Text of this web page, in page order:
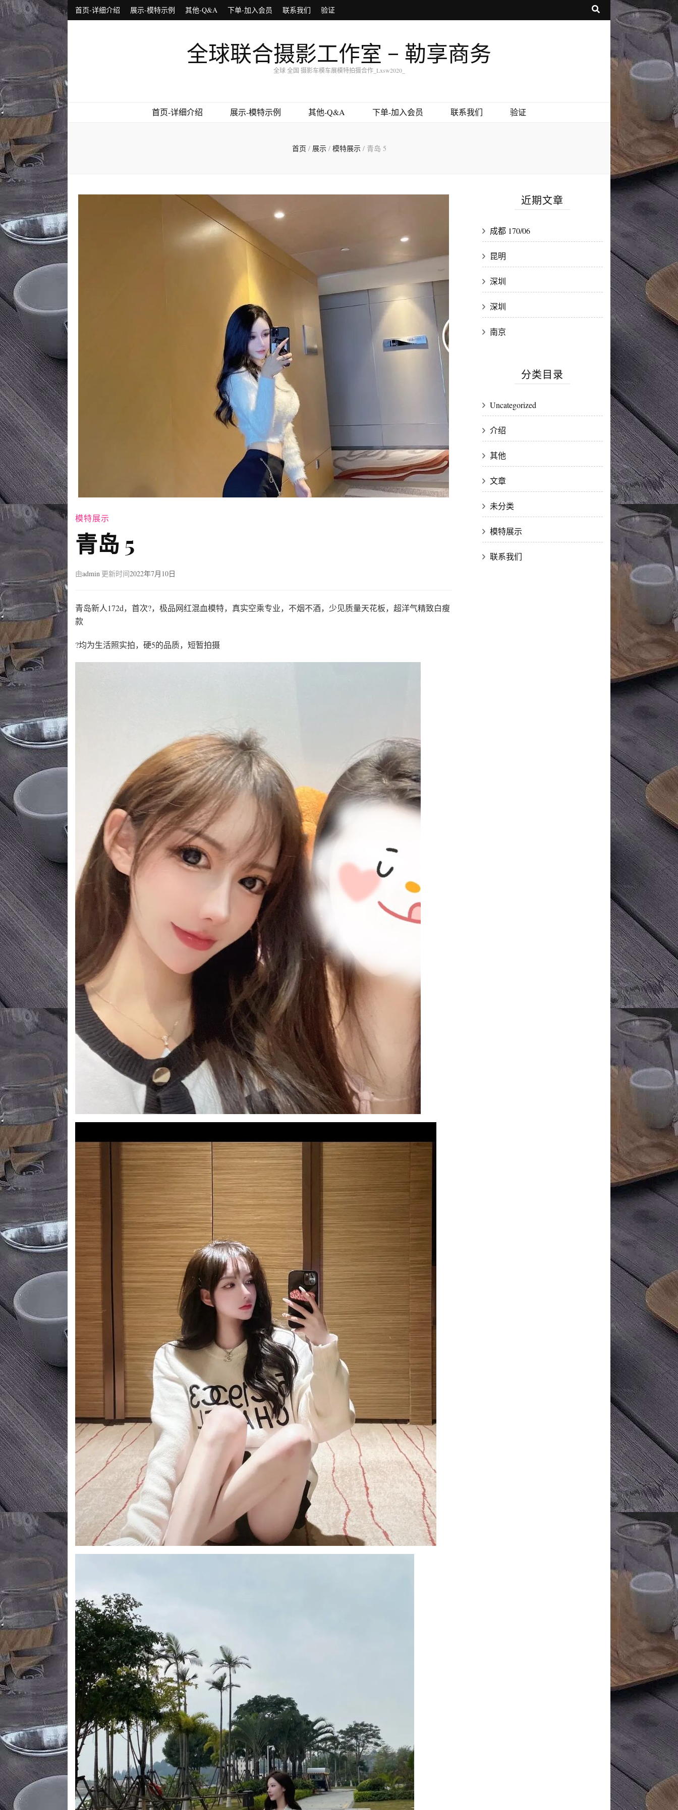
首页-详细介绍 展示-模特示例 其他-Q&A 下单-加入会员 联系我们 验证
全球联合摄影工作室 – 勒享商务
全球 全国 摄影车模车展模特拍摄合作_Lxsw2020_
首页-详细介绍 展示-模特示例 其他-Q&A 下单-加入会员 联系我们 验证
首页 / 展示 / 模特展示 / 青岛 5
模特展示
青岛 5
由admin 更新时间2022年7月10日
青岛新人172d，首次?，极品网红混血模特，真实空乘专业，不烟不酒，少见质量天花板，超洋气精致白瘦
款
?均为生活照实拍，硬5的品质，短暂拍摄
近期文章
成都 170/06
昆明
深圳
深圳
南京
分类目录
Uncategorized
介绍
其他
文章
未分类
模特展示
联系我们